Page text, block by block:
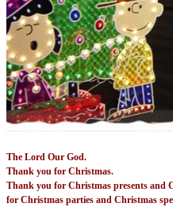
The Lord Our God.
Thank you for Christmas.
Thank you for Christmas presents and
for Christmas parties and Christmas